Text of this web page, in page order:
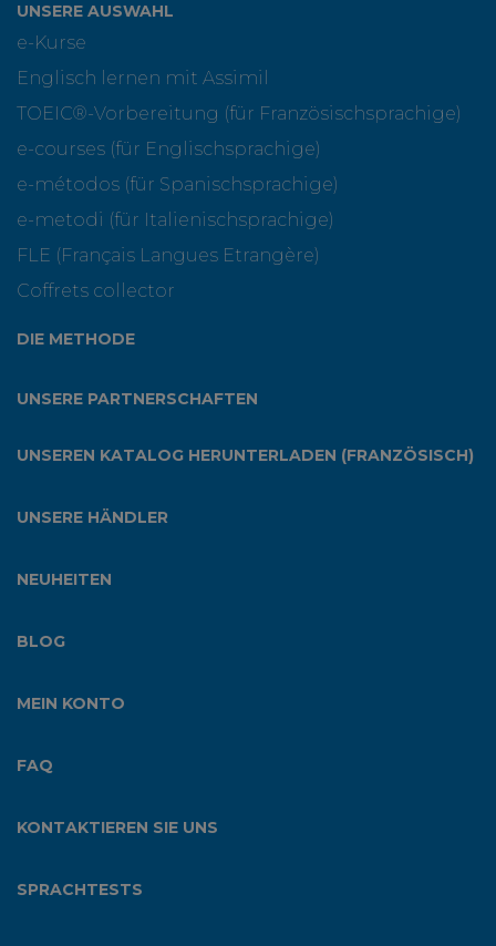
UNSERE AUSWAHL
e-Kurse
Englisch lernen mit Assimil
TOEIC®-Vorbereitung (für Französischsprachige)
e-courses (für Englischsprachige)
e-métodos (für Spanischsprachige)
e-metodi (für Italienischsprachige)
FLE (Français Langues Etrangère)
Coffrets collector
DIE METHODE
UNSERE PARTNERSCHAFTEN
UNSEREN KATALOG HERUNTERLADEN (FRANZÖSISCH)
UNSERE HÄNDLER
NEUHEITEN
BLOG
MEIN KONTO
FAQ
KONTAKTIEREN SIE UNS
SPRACHTESTS